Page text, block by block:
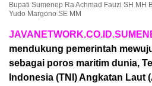
Bupati Sumenep Ra Achmad Fauzi SH MH
Yudo Margono SE MM
mendukung pemerintah
sebagai poros maritim dunia,
Indonesia (TNI) Angkatan Laut